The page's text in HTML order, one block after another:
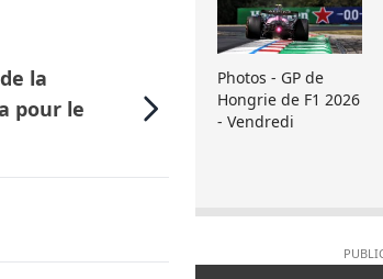
la
pour le
Photos - GP de
Hongrie de F1 2026
- Vendredi